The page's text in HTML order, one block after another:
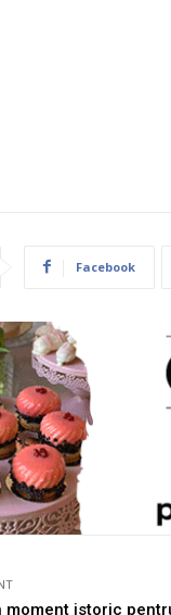
Facebook
moment istoric